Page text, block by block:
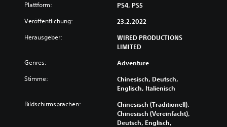
Plattform: PS4, PS5
Veröffentlichung: 23.2.2022
Herausgeber:
WIRED PRODUCTIONS
LIMITED
Genres: Adventure
Stimme:
Chinesisch, Deutsch,
Englisch, Italienisch
Bildschirmsprachen:
Chinesisch (Traditionell),
Chinesisch (Vereinfacht),
Deutsch, Englisch,